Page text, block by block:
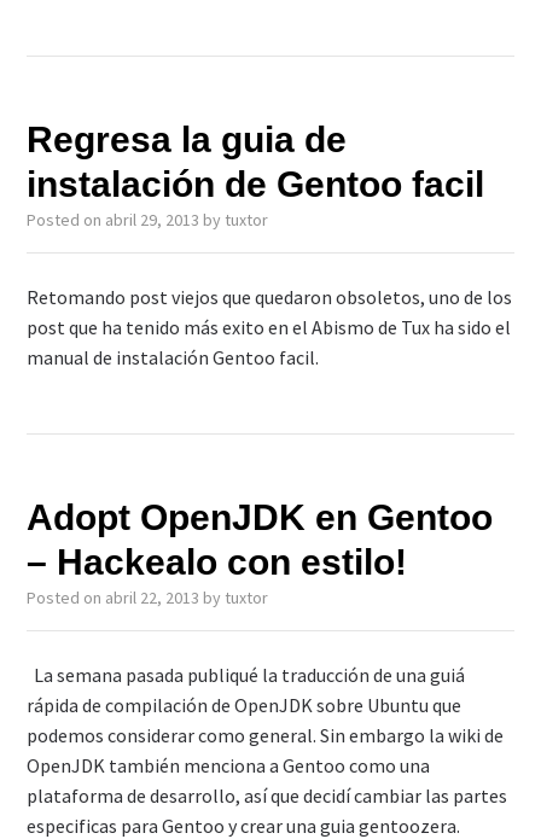
Regresa la guia de
instalación de Gentoo facil
Posted on abril 29, 2013 by tuxtor
Retomando post viejos que quedaron obsoletos, uno de los
post que ha tenido más exito en el Abismo de Tux ha sido el
manual de instalación Gentoo facil.
Adopt OpenJDK en Gentoo
– Hackealo con estilo!
Posted on abril 22, 2013 by tuxtor
La semana pasada publiqué la traducción de una guiá
rápida de compilación de OpenJDK sobre Ubuntu que
podemos considerar como general. Sin embargo la wiki de
OpenJDK también menciona a Gentoo como una
plataforma de desarrollo, así que decidí cambiar las partes
especificas para Gentoo y crear una guia gentoozera.